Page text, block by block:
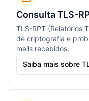
Consulta TLS-
TLS-RPT (Relatórios
de criptografia e
mails recebidos.
Saiba mais sobre